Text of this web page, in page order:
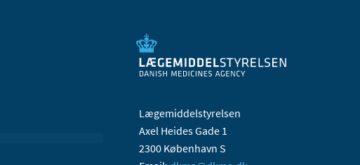
Lægemiddelstyrelsen
Axel Heides Gade 1
2300 København S